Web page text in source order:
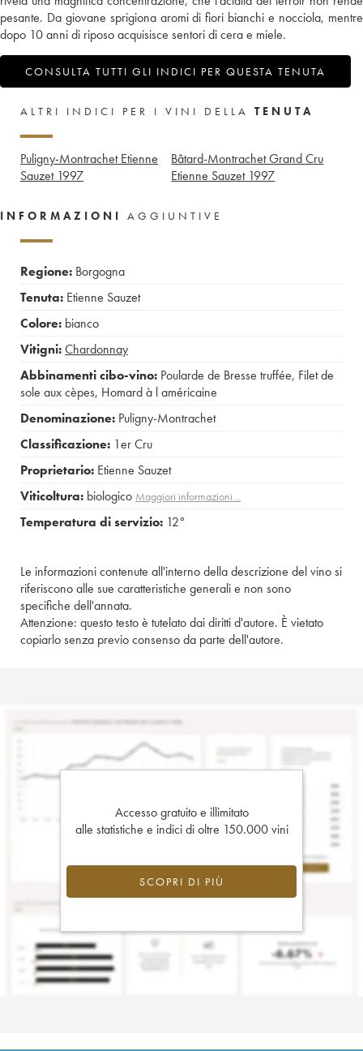
pesante. Da giovane sprigiona aromi di fiori bianchi e nocciola, mentre
dopo 10 anni di riposo acquisisce sentori di cera e miele.
CONSULTA TUTTI GLI INDICI PER QUESTA TENUTA
ALTRI INDICI PER I VINI DELLA TENUTA
Puligny-Montrachet Etienne
Sauzet 1997
Bâtard-Montrachet Grand Cru
Etienne Sauzet 1997
INFORMAZIONI AGGIUNTIVE
Regione: Borgogna
Tenuta: Etienne Sauzet
Colore: bianco
Vitigni:Chardonnay
Abbinamenti cibo-vino: Poularde de Bresse truffée, Filet de
sole aux cèpes, Homard à l américaine
Denominazione: Puligny-Montrachet
Classificazione: 1er Cru
Proprietario: Etienne Sauzet
Viticoltura: biologico Maggiori informazioni…
Temperatura di servizio: 12°
Le informazioni contenute all'interno della descrizione del vino si
riferiscono alle sue caratteristiche generali e non sono
specifiche dell'annata.
Attenzione: questo testo è tutelato dai diritti d'autore. È vietato
copiarlo senza previo consenso da parte dell'autore.
Accesso gratuito e illimitato
alle statistiche e indici di oltre 150.000 vini
SCOPRI DI PIÙ